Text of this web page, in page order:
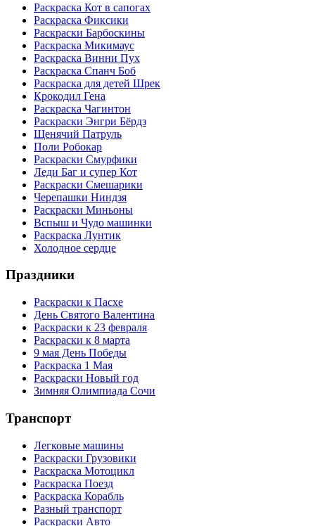
Раскраска Кот в сапогах
Раскраска Фиксики
Раскраски Барбоскины
Раскраска Микимаус
Раскраска Винни Пух
Раскраска Спанч Боб
Раскраска для детей Шрек
Крокодил Гена
Раскраска Чагинтон
Раскраски Энгри Бёрдз
Щенячий Патруль
Поли Робокар
Раскраски Смурфики
Леди Баг и супер Кот
Раскраски Смешарики
Черепашки Ниндзя
Раскраски Миньоны
Вспыш и Чудо машинки
Раскраска Лунтик
Холодное сердце
Праздники
Раскраски к Пасхе
День Святого Валентина
Раскраски к 23 февраля
Раскраски к 8 марта
9 мая День Победы
Раскраска 1 Мая
Раскраски Новый год
Зимняя Олимпиада Сочи
Транспорт
Легковые машины
Раскраски Грузовики
Раскраска Мотоцикл
Раскраска Поезд
Раскраска Корабль
Разный транспорт
Раскраски Авто